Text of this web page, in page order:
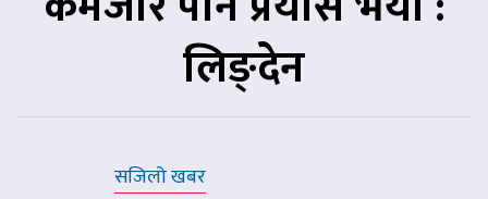
लिङ्देन
सजिलो खबर